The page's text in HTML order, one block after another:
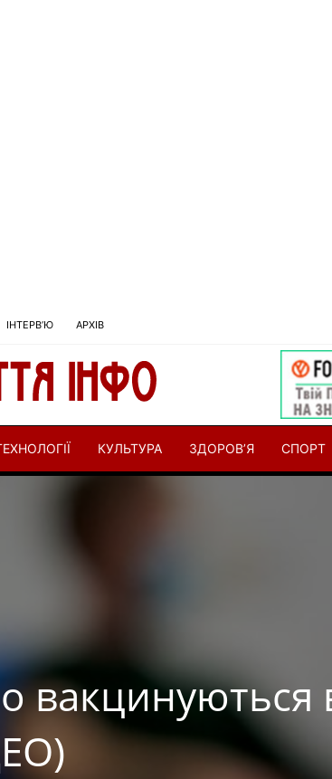
ІНТЕРВ’Ю АРХІВ
КУЛЬТУРА ЗДОРОВ’Я СПОРТ
вакцинуються